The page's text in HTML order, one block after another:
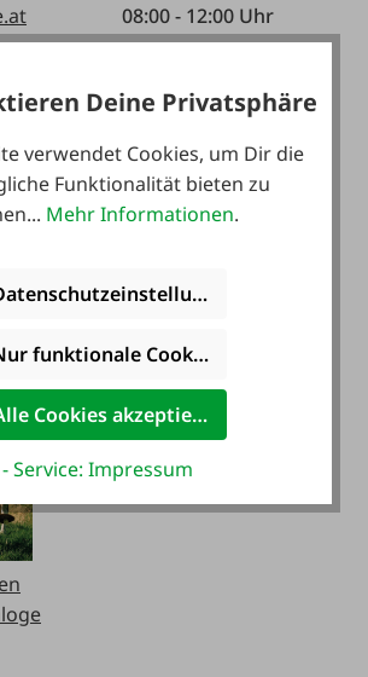
08:00 - 12:00 Uhr
Mo - Fr:
Sa:
08:00 - 12:00 Uhr
herunterladen
Deine Privatsphäre
verwendet Cookies, um Dir die
Funktionalität bieten zu
Mehr Informationen.
funktionale Cookies akzeptieren
Cookies akzeptieren
- Service: Impressum